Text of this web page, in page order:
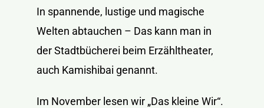
Mitmachen
Veranstaltungen
In spannende, lustige und magische
Welten abtauchen – Das kann man in
der Stadtbücherei beim Erzähltheater,
auch Kamishibai genannt.
Im November lesen wir „Das kleine Wir“.